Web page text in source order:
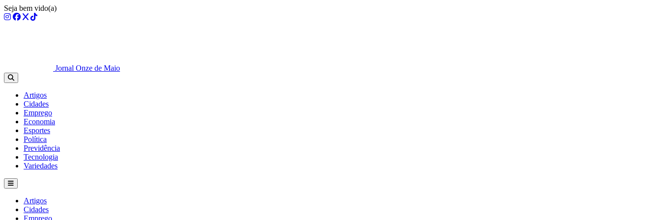
Seja bem vido(a)
Jornal Onze de Maio
Artigos
Cidades
Emprego
Economia
Esportes
Política
Previdência
Tecnologia
Variedades
Artigos
Cidades
Emprego